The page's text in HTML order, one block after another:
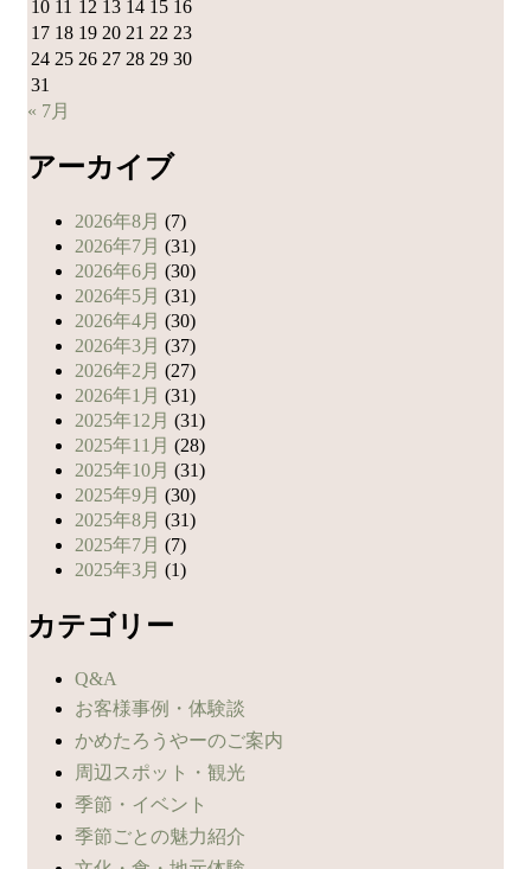
10 11 12 13 14 15 16
17 18 19 20 21 22 23
24 25 26 27 28 29 30
31
« 7月
アーカイブ
2026年8月 (7)
2026年7月 (31)
2026年6月 (30)
2026年5月 (31)
2026年4月 (30)
2026年3月 (37)
2026年2月 (27)
2026年1月 (31)
2025年12月 (31)
2025年11月 (28)
2025年10月 (31)
2025年9月 (30)
2025年8月 (31)
2025年7月 (7)
2025年3月 (1)
カテゴリー
Q&A
お客様事例・体験談
かめたろうやーのご案内
周辺スポット・観光
季節・イベント
季節ごとの魅力紹介